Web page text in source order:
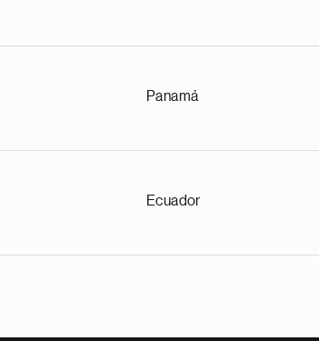
Panamá
Ecuador